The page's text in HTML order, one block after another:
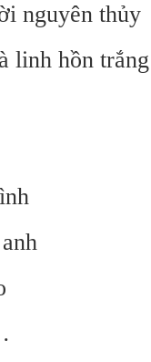
nguyên thủy
linh hồn